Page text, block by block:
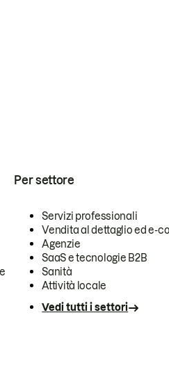
Per settore
Servizi professionali
Vendita al dettaglio ed e-
Agenzie
SaaS e tecnologie B2B
Sanità
Attività locale
Vedi tutti i settori